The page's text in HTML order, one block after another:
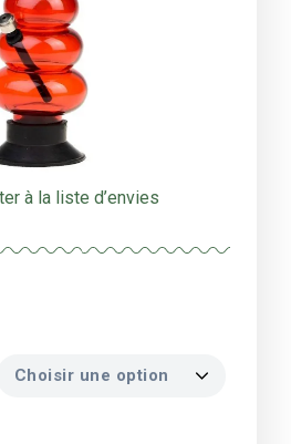
à la liste d’envies